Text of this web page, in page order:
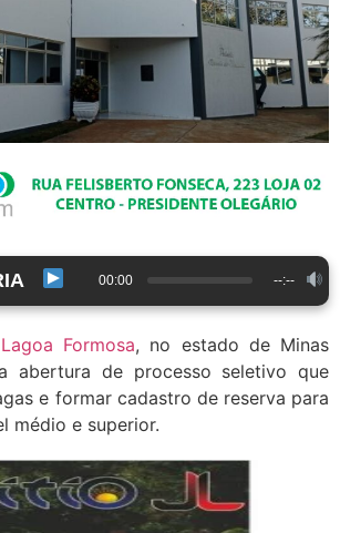
00:00 --:--
Formosa, no estado de Minas
abertura de processo seletivo que
e formar cadastro de reserva para
médio e superior.